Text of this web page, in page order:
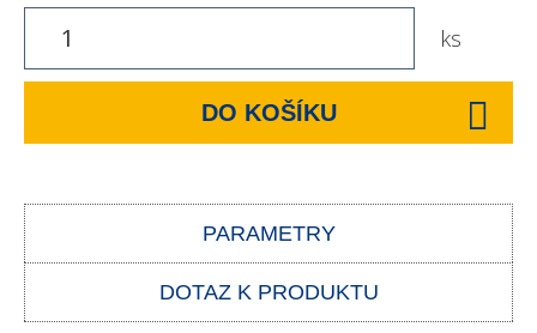
ks
DO KOŠÍKU
PARAMETRY
DOTAZ K PRODUKTU